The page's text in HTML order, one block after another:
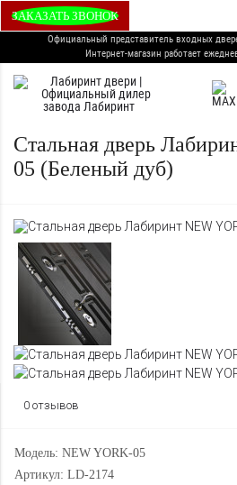
ЗАКАЗАТЬ ЗВОНОК
Официальный представитель входных
Интернет-магазин работает
Стальная дверь
05 (Беленый дуб)
0 отзывов
Модель: NEW YORK-05
Артикул: LD-2174